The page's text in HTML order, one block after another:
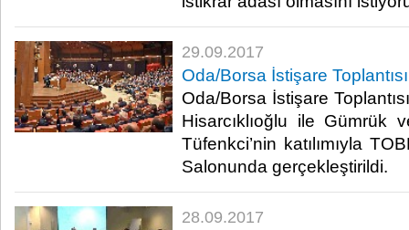
29.09.2017
Oda/Borsa İstişare
Oda/Borsa İstişare
Hisarcıklıoğlu ile Gümrük
Tüfenkci’nin katılımıyla
Salonunda gerçekleştirildi.​
28.09.2017